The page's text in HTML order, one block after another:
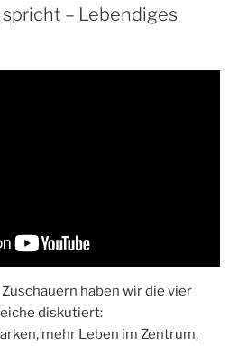
– Lebendiges
haben wir die vier
diskutiert:
mehr Leben im Zentrum,